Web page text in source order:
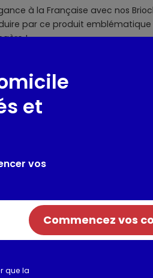
à la Française avec nos
par ce produit emblématique
!
/ Ingrédients / Allergènes
OEUF entier frais 11,5%, sucre,
(contient alcool), poudre de
GLUTEN de BLÉ, farine de
levure désactivée, colorant
de : Fruits à coque
du commerce équitable français
OEUF BEURRE GLUTEN CEREALES LAIT
et
vos
Commencez vos
que la